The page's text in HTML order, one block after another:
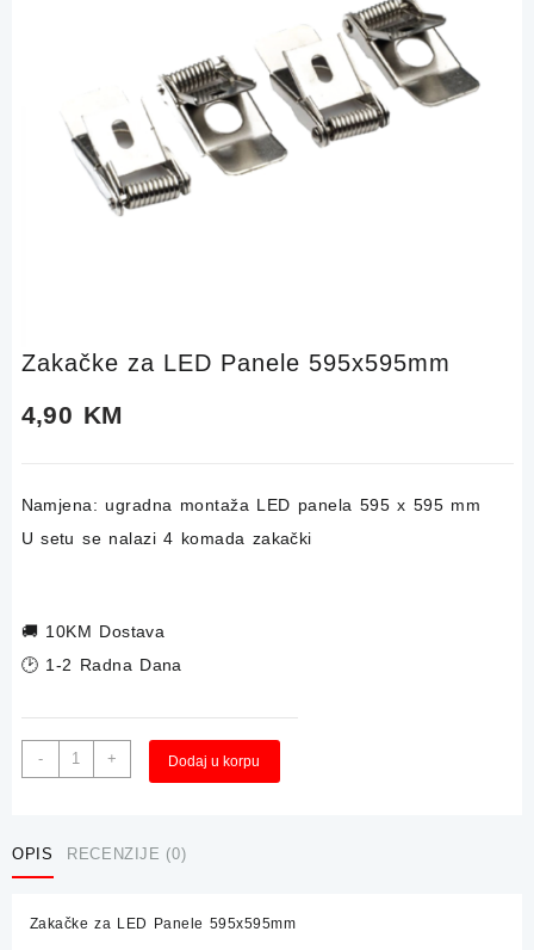
Zakačke za LED Panele 595x595mm
4,90 KM
Namjena: ugradna montaža LED panela 595 x 595 mm
U setu se nalazi 4 komada zakački
🚚 10KM Dostava
🕑 1-2 Radna Dana
-
Zakačke
za
595x595mm
+ Dodaj u korpu
OPIS RECENZIJE (0)
Zakačke za LED Panele 595x595mm